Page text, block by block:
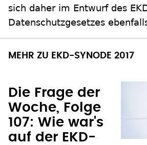
sich daher im Entwurf des
Datenschutzgesetzes
MEHR ZU EKD-SYNODE 2017
Die Frage der
Woche, Folge
107: Wie war's
auf der EKD-